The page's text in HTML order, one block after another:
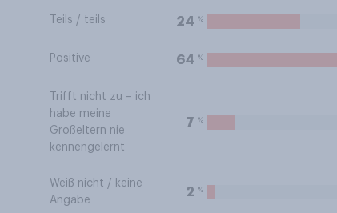
Teils / teils 24 %
Positive 64 %
Trifft nicht zu – ich
habe meine
Großeltern nie
kennengelernt
7 %
Weiß nicht / keine
Angabe
2 %